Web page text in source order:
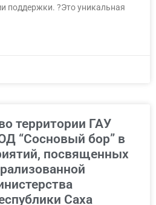
поддержки. ?Это уникальная
территории ГАУ
“Сосновый бор” в
посвященных
Саха